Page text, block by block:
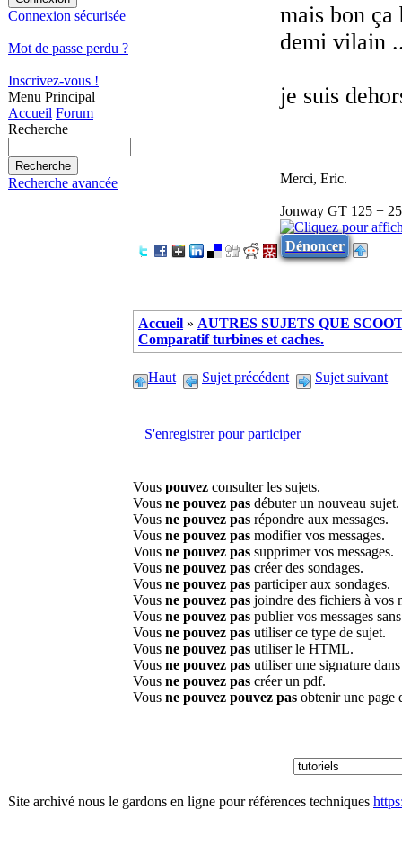
Connexion sécurisée
Mot de passe perdu ?
Inscrivez-vous !
Menu Principal
Accueil Forum
Recherche
Recherche avancée
mais bon
demi vilain
je suis
Merci, Eric.
Jonway GT 125 +
Dénoncer
Accueil » AUTRES SUJETS QUE
Comparatif turbines et caches.
Haut Sujet précédent Sujet suivant
S'enregistrer pour participer
Vous pouvez consulter les sujets.
Vous ne pouvez pas débuter un nouveau sujet.
Vous ne pouvez pas répondre aux messages.
Vous ne pouvez pas modifier vos messages.
Vous ne pouvez pas supprimer vos messages.
Vous ne pouvez pas créer des sondages.
Vous ne pouvez pas participer aux sondages.
Vous ne pouvez pas joindre des fichiers à vos
Vous ne pouvez pas publier vos messages
Vous ne pouvez pas utiliser ce type de sujet.
Vous ne pouvez pas utiliser le HTML.
Vous ne pouvez pas utiliser une signature
Vous ne pouvez pas créer un pdf.
Vous ne pouvez pouvez pas obtenir une page
Site archivé nous le gardons en ligne pour références techniques